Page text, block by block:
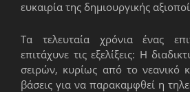
ευκαιρία της δημιουργικής
Τα τελευταία χρόνια ένας
επιτάχυνε τις εξελίξεις: Η
σειρών, κυρίως από το νεανικό
βάσεις για να παρακαμφθεί η